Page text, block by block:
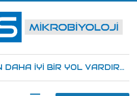
DAHA İYİ BİR YOL VARDIR...